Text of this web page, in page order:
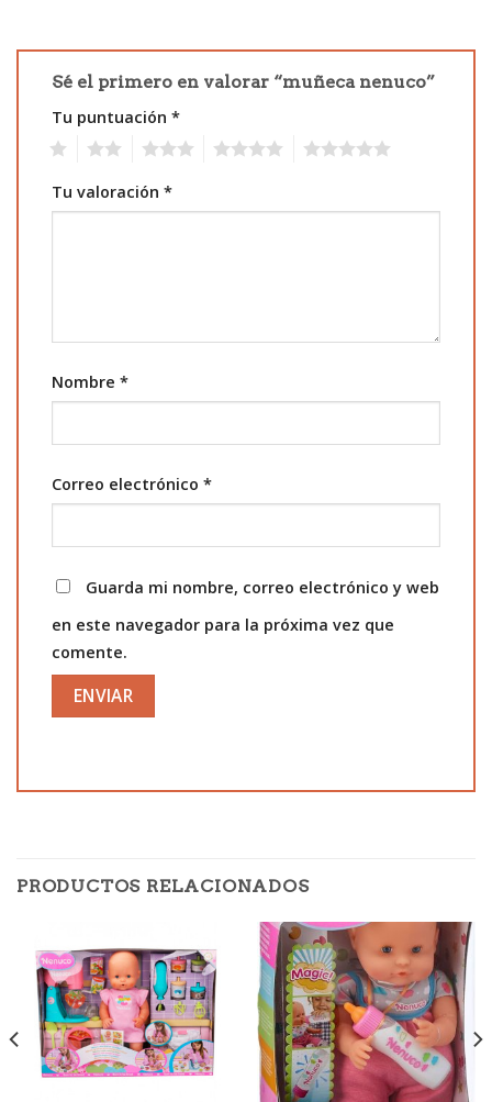
Sé el primero en valorar “muñeca nenuco”
Tu puntuación *
Tu valoración *
Nombre *
Correo electrónico *
Guarda mi nombre, correo electrónico y web
en este navegador para la próxima vez que
comente.
PRODUCTOS RELACIONADOS